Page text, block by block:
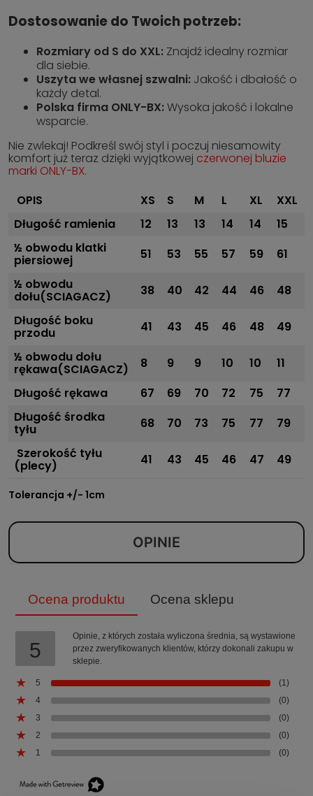
Dostosowanie do Twoich potrzeb:
Rozmiary od S do XXL: Znajdź idealny rozmiar
dla siebie.
Uszyta we własnej szwalni: Jakość i dbałość o
każdy detal.
Polska firma ONLY-BX:Wysoka jakość i lokalne
wsparcie.
Nie zwlekaj! Podkreśl swój styl i poczuj niesamowity
komfort już teraz dzięki wyjątkowej czerwonej bluzie
marki ONLY-BX.
OPIS
XS S M L XL
XXL
Długość ramienia
12 13 13 14 14
15
½ obwodu klatki
piersiowej 51 53 55 57 59
61
½ obwodu
dołu(SCIAGACZ) 38 40 42 44 46
48
Długość boku
przodu 41 43 45 46 48
49
½ obwodu dołu
rękawa(SCIAGACZ) 8 9 9 10 10
11
Długość rękawa
67 69 70 72 75
77
Długość środka
tyłu 68 70 73 75 77
79
Szerokość tyłu
(plecy) 41 43 45 46 47 49
Tolerancja +/- 1cm
OPINIE
Ocena produktu Ocena sklepu
5
Opinie, z których została wyliczona średnia, są wystawione
przez zweryfikowanych klientów, którzy dokonali zakupu w
sklepie.
5
(1)
4
(0)
3
(0)
2
(0)
1
(0)